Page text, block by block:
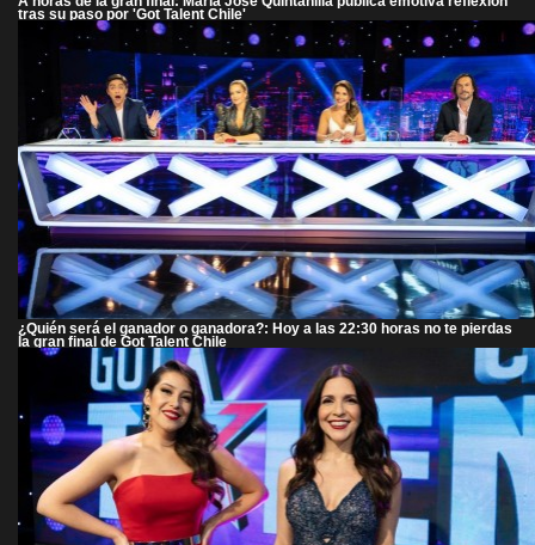
tras su paso por 'Got Talent Chile'
¿Quién será el ganador o ganadora?: Hoy a las 22:30 horas no te pierdas
la gran final de Got Talent Chile